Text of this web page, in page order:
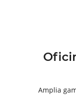
Amplia